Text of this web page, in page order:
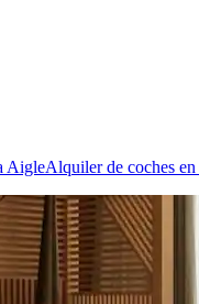
AigleAlquiler de coches